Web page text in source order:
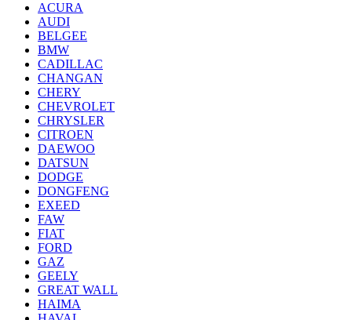
ACURA
AUDI
BELGEE
BMW
CADILLAC
CHANGAN
CHERY
CHEVROLET
CHRYSLER
CITROEN
DAEWOO
DATSUN
DODGE
DONGFENG
EXEED
FAW
FIAT
FORD
GAZ
GEELY
GREAT WALL
HAIMA